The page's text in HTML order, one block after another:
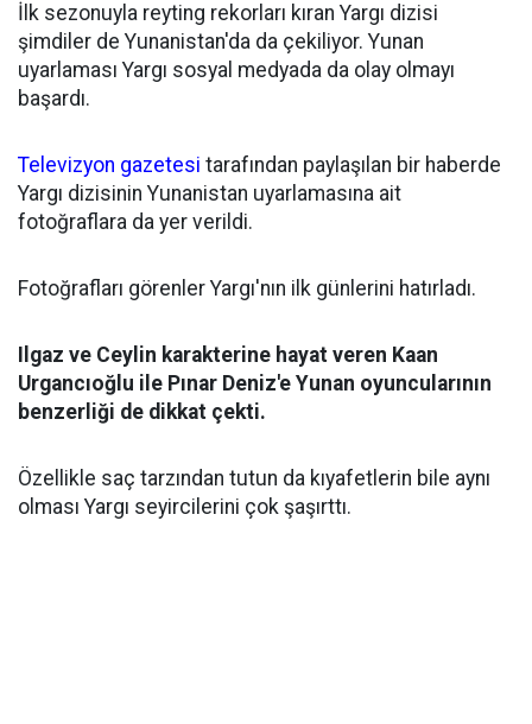
İlk sezonuyla reyting rekorları kıran Yargı dizisi
şimdiler de Yunanistan'da da çekiliyor. Yunan
uyarlaması Yargı sosyal medyada da olay olmayı
başardı.
Televizyon gazetesi tarafından paylaşılan bir haberde
Yargı dizisinin Yunanistan uyarlamasına ait
fotoğraflara da yer verildi.
Fotoğrafları görenler Yargı'nın ilk günlerini hatırladı.
Ilgaz ve Ceylin karakterine hayat veren Kaan
Urgancıoğlu ile Pınar Deniz'e Yunan oyuncularının
benzerliği de dikkat çekti.
Özellikle saç tarzından tutun da kıyafetlerin bile aynı
olması Yargı seyircilerini çok şaşırttı.